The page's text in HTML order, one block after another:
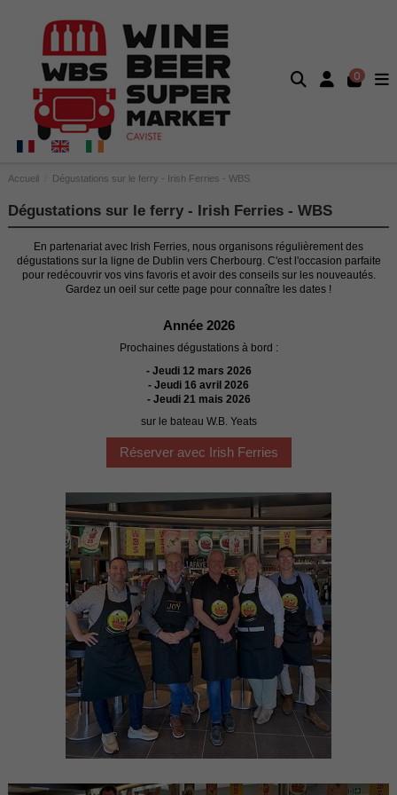
0
Accueil Dégustations sur le ferry - Irish Ferries - WBS
Dégustations sur le ferry - Irish Ferries - WBS
En partenariat avec Irish Ferries, nous organisons régulièrement des
dégustations sur la ligne de Dublin vers Cherbourg. C'est l'occasion parfaite
pour redécouvrir vos vins favoris et avoir des conseils sur les nouveautés.
Gardez un oeil sur cette page pour connaître les dates !
Année 2026
Prochaines dégustations à bord :
- Jeudi 12 mars 2026
- Jeudi 16 avril 2026
- Jeudi 21 mais 2026
sur le bateau W.B. Yeats
Réserver avec Irish Ferries